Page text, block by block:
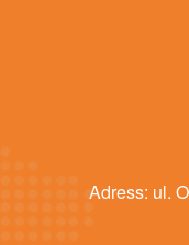
Adress: ul.